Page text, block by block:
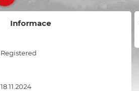
Informace
Registered
18.11.2024